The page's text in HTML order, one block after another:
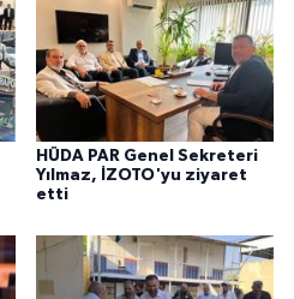
HÜDA PAR Genel Sekreteri
Yılmaz, İZOTO'yu ziyaret
etti